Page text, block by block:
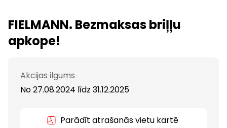
FIELMANN. Bezmaksas briļļu
apkope!
Akcijas ilgums
No 27.08.2024 līdz 31.12.2025
Parādīt atrašanās vietu kartē